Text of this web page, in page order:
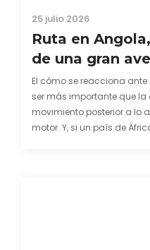
25 julio 2026
Ruta en
de una gran
El cómo se reacciona
ser más importante que
movimiento posterior a lo
motor. Y, si un país de